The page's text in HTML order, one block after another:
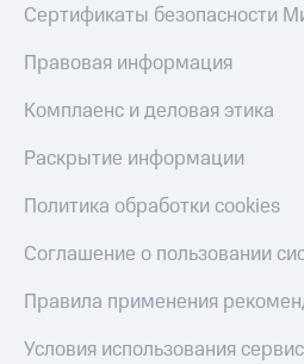
Сертификаты безопасности
Правовая информация
Комплаенс и деловая этика
Раскрытие информации
Политика обработки cookies
Соглашение о пользовании
Правила применения
Условия использования